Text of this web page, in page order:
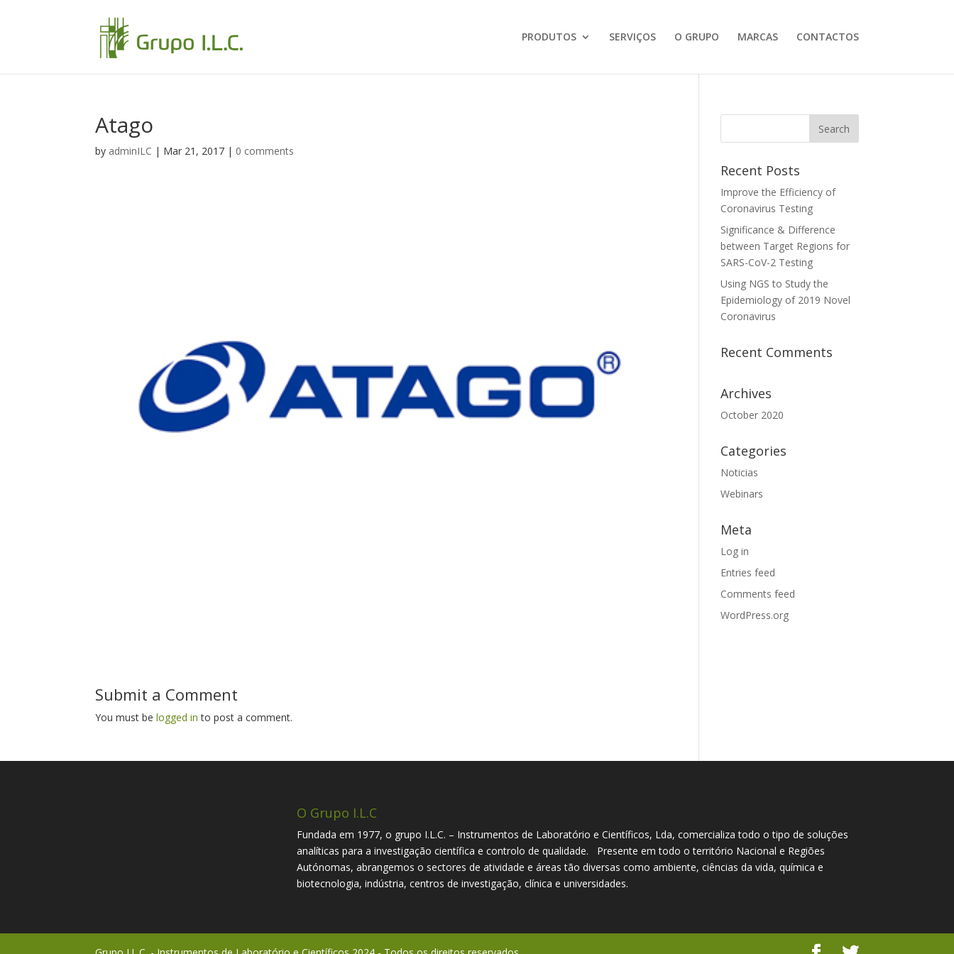
PRODUTOS SERVIÇOS O GRUPO MARCAS CONTACTOS
Atago
by adminILC | Mar 21, 2017 | 0 comments
Submit a Comment
You must belogged in to post a comment.
Recent Posts
Improve the Efficiency of
Coronavirus Testing
Significance & Difference
between Target Regions for
SARS-CoV-2 Testing
Using NGS to Study the
Epidemiology of 2019 Novel
Coronavirus
Recent Comments
Archives
October 2020
Categories
Noticias
Webinars
Meta
Log in
Entries feed
Comments feed
WordPress.org
O Grupo I.L.C
Fundada em 1977, o grupo I.L.C. – Instrumentos de Laboratório e Científicos, Lda, comercializa todo o tipo de soluções
analíticas para a investigação científica e controlo de qualidade. Presente em todo o território Nacional e Regiões
Autónomas, abrangemos o sectores de atividade e áreas tão diversas como ambiente, ciências da vida, química e
biotecnologia, indústria, centros de investigação, clínica e universidades.